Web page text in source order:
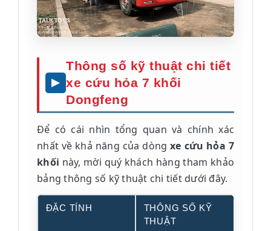
Thông số kỹ thuật chi tiết
xe cứu hỏa 7 khối
Dongfeng
Để có cái nhìn tổng quan và chính xác
nhất về khả năng của dòngxe cứu hỏa 7
khối này, mời quý khách hàng tham khảo
bảng thông số kỹ thuật chi tiết dưới đây.
ĐẶC TÍNH
THÔNG SỐ KỸ
THUẬT